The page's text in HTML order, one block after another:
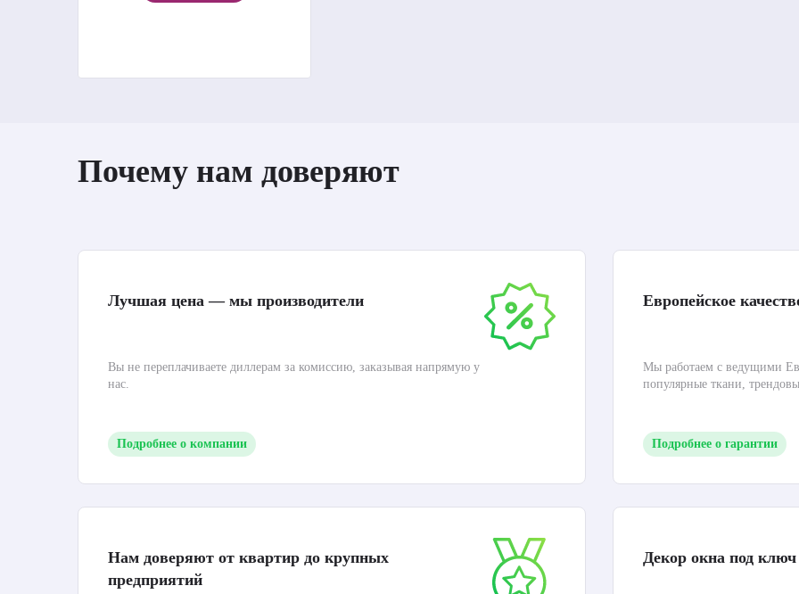
Почему нам доверяют
Лучшая цена — мы производители
Вы не переплачиваете диллерам за комиссию, заказывая напрямую у
нас.
Подробнее о компании
Нам доверяют от квартир до крупных
предприятий
Европейское
Мы работаем с ведущими
популярные ткани,
Подробнее о гарантии
Декор окна под ключ